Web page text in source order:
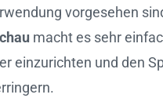
vorgesehen
macht es sehr
einzurichten und den